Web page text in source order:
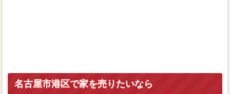
名古屋市港区で家を売りたいなら